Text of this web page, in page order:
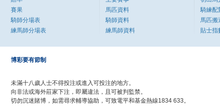
賽果
騎師分場表
練馬師分場表
馬匹資料
騎師資料
練馬師資料
騎練配
馬匹搬
貼士指
博彩要有節制
未滿十八歲人士不得投注或進入可投注的地方。
向非法或海外莊家下注，即屬違法，且可被判監禁。
切勿沉迷賭博，如需尋求輔導協助，可致電平和基金熱線1834 633。